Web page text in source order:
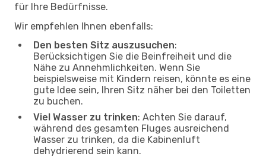
für Ihre Bedürfnisse.
Wir empfehlen Ihnen ebenfalls:
Den besten Sitz auszusuchen:
Berücksichtigen Sie die Beinfreiheit und die
Nähe zu Annehmlichkeiten. Wenn Sie
beispielsweise mit Kindern reisen, könnte es eine
gute Idee sein, Ihren Sitz näher bei den Toiletten
zu buchen.
Viel Wasser zu trinken: Achten Sie darauf,
während des gesamten Fluges ausreichend
Wasser zu trinken, da die Kabinenluft
dehydrierend sein kann.